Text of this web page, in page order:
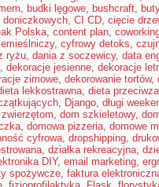
, budki lęgowe, bushcraft,
doniczkowych, CI CD, cięcie
Polska, content plan,
, cyfrowy detoks,
ryżu, dania z soczewicy, data
, dekoracje jesienne, dekoracje
zimowe, dekorowanie tortów,
lekkostrawna, dieta
, Django, długi
, dom szkieletowy,
, domowa pizzeria, domowe
cyfrowa, dropshipping,
, działka rekreacyjna,
DIY, email marketing,
spożywcze, faktura